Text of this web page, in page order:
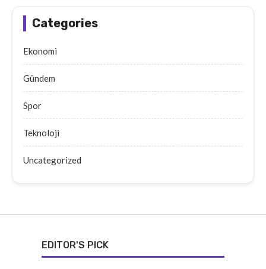
Categories
Ekonomi
Gündem
Spor
Teknoloji
Uncategorized
EDITOR'S PICK